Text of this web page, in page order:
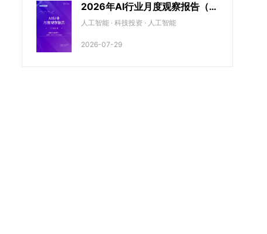
2026年AI行业月度观察报告（5
月期）
人工智能 · 科技投资 · 人工智能
2026-07-29